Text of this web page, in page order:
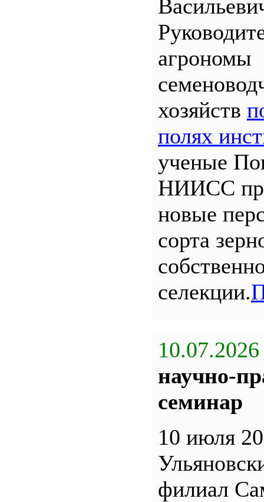
агрономы
хозяйств
полях
ученые
НИИСС
новые
сорта
селекции.
10.07.2026
научно-
семинар
10 июля
филиал